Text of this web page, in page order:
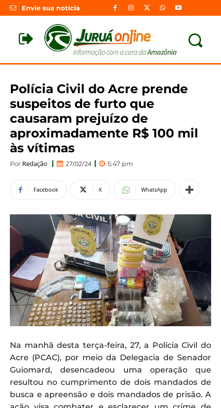
Envie sua notícia
Polícia Civil do Acre prende
suspeitos de furto que
causaram prejuízo de
aproximadamente R$ 100 mil
às vítimas
Por Redação 27/02/24 5:47 pm
Facebook X WhatsApp
Na manhã desta terça-feira, 27, a Polícia Civil do
Acre (PCAC), por meio da Delegacia de Senador
Guiomard, desencadeou uma operação que
resultou no cumprimento de dois mandados de
busca e apreensão e dois mandados de prisão. A